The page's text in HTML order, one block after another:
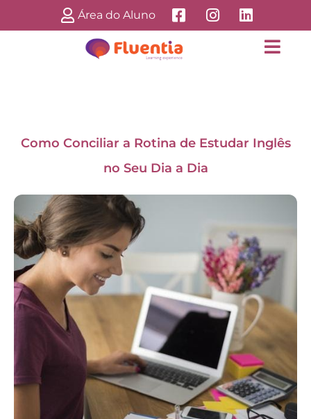
Área do Aluno
Como Conciliar a Rotina de Estudar Inglês
no Seu Dia a Dia